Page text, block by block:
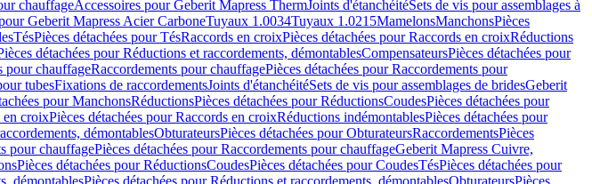
chauffageAccessoires pour Geberit Mapress ThermJoints d'étanchéitéSets de vis pour assemblages à
Geberit Mapress Acier CarboneTuyaux 1.0034Tuyaux 1.0215MamelonsManchonsPièces
TésPièces détachées pour TésRaccords en croixPièces détachées pour Raccords en croixRéductions
détachées pour Réductions et raccordements, démontablesCompensateursPièces détachées pour
pour chauffageRaccordements pour chauffagePièces détachées pour Raccordements pour
tubesFixations de raccordementsJoints d'étanchéitéSets de vis pour assemblages de bridesGeberit
pour ManchonsRéductionsPièces détachées pour RéductionsCoudesPièces détachées pour
en croixPièces détachées pour Raccords en croixRéductions indémontablesPièces détachées pour
démontablesObturateursPièces détachées pour ObturateursRaccordementsPièces
pour chauffagePièces détachées pour Raccordements pour chauffageGeberit Mapress Cuivre,
Pièces détachées pour RéductionsCoudesPièces détachées pour CoudesTésPièces détachées pour
démontablesPièces détachées pour Réductions et raccordements, démontablesObturateursPièces